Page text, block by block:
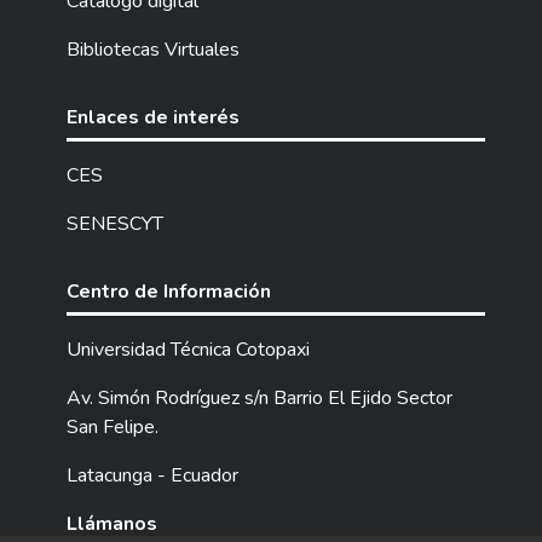
semester's Pedagogy Career of National
the academic essays, 23 descriptive essays
of 200 words in simple present tense with
were identified, which were classified into 4
and misordering. The results showed 53
errors in the omission category, a total of 7
errors in the addition category, 1 error in the
misordering category. It is concluded that
the students made more omission errors,
mainly the omission of the subject. These
of the first language (L1) in the acquisition
Bibliotecas Virtuales
Enlaces de interés
CES
SENESCYT
Centro de Información
Universidad Técnica Cotopaxi
Av. Simón Rodríguez s/n Barrio El Ejido Sector
San Felipe.
Latacunga - Ecuador
Llámanos